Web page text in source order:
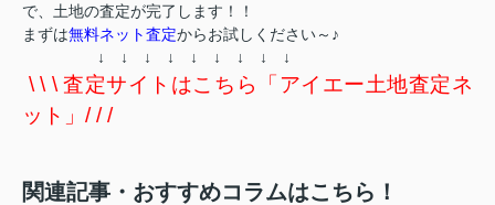
で、土地の査定が完了します！！
まずは無料ネット査定からお試しください～♪
↓ ↓ ↓ ↓ ↓ ↓ ↓ ↓ ↓
\ \ \ 査定サイトはこちら「アイエー土地査定ネ
ット」/ / /
関連記事・おすすめコラムはこちら！